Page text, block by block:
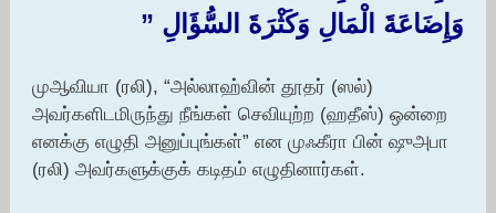
وَإِضَاعَةَ الْمَالِ وَكَثْرَةَ السُّؤَالِ ‏”‏ ‏
முஆவியா (ரலி), “அல்லாஹ்வின் தூதர் (ஸல்)
அவர்களிடமிருந்து நீங்கள் செவியுற்ற (ஹதீஸ்) ஒன்றை
எனக்கு எழுதி அனுப்புங்கள்” என முஃகீரா பின் ஷுஅபா
(ரலி) அவர்களுக்குக் கடிதம் எழுதினார்கள்.